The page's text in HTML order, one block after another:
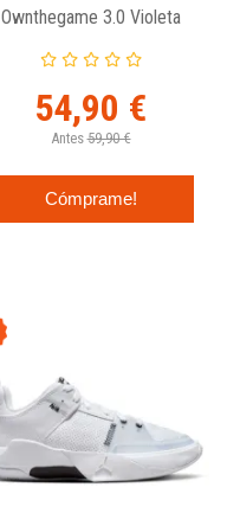
Ownthegame 3.0 Violeta
54,90 €
Antes 59,90 €
Cómprame!